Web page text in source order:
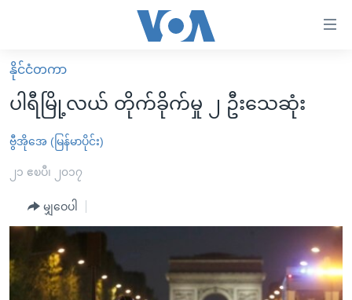
လွယ်ကူ
စေ
Link
များ
အကြောင်းအရာ
ကျော်
ကြည့်
မူလစာမျက်နှာ
မြန်မာ
ကမ္ဘာ့သတင်းများ
နိုင်ငံတကာ
တရုတ်
အစ္စရေး-ပါလက်စတိုင်း
ဗွီဒီယို
ရပ်ဝန်းတခု လမ်းတခု အလွန်
အင်္ဂလိပ်စာလေ့လာမယ်
အမေရိကန်သုံးအီဒီယံ
အပတ်စဉ်ကဏ္ဍများ
နိုင်ငံတကာ
ပါရီမြို့လယ် တိုက်ခိုက်မှု ၂ ဦးသေဆုံး
ဗွီအိုအေ (မြန်မာပိုင်း)
၂၁ ဧၿပီ၊ ၂၀၁၇
မျှဝေပါ